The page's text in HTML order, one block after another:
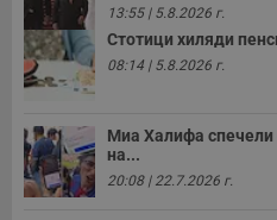
13:55 | 5.8.2026 г.
Стотици хиляди
08:14 | 5.8.2026 г.
Миа Халифа спечели
на...
20:08 | 22.7.2026 г.